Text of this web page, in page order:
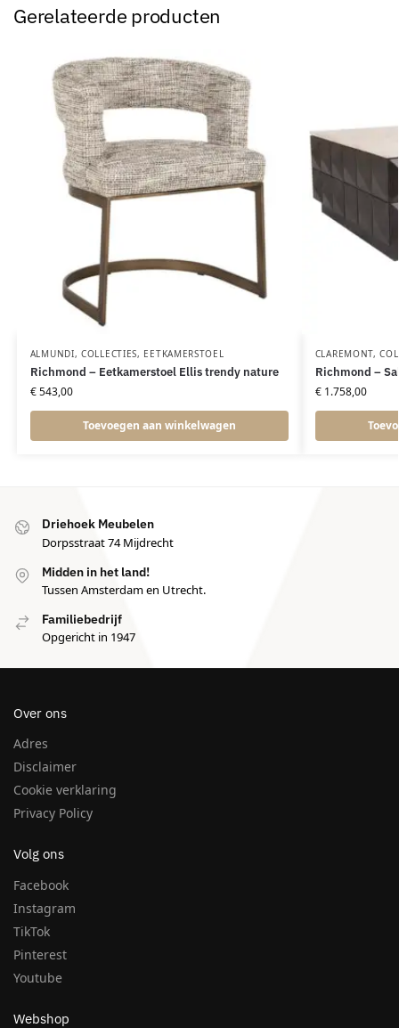
Gerelateerde producten
ALMUNDI,COLLECTIES, EETKAMERSTOEL
Richmond – Eetkamerstoel Ellis trendy nature
€543,00
Toevoegen aan winkelwagen
CLAREMONT,
Richmond –
€1.758,00
Driehoek Meubelen
Dorpsstraat 74 Mijdrecht
Midden in het land!
Tussen Amsterdam en Utrecht.
Familiebedrijf
Opgericht in 1947
Over ons
Adres
Disclaimer
Cookie verklaring
Privacy Policy
Volg ons
Facebook
Instagram
TikTok
Pinterest
Youtube
Webshop